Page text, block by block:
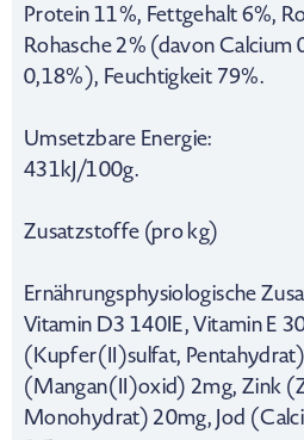
Protein 11%, Fettgehalt 6%,
Rohasche 2% (davon Calcium
0,18%), Feuchtigkeit 79%.
Umsetzbare Energie:
431kJ/100g.
Zusatzstoffe (pro kg)
Ernährungsphysiologische
Vitamin D3 140IE, Vitamin E
(Kupfer(II)sulfat,
(Mangan(II)oxid) 2mg, Zink
Monohydrat) 20mg, Jod